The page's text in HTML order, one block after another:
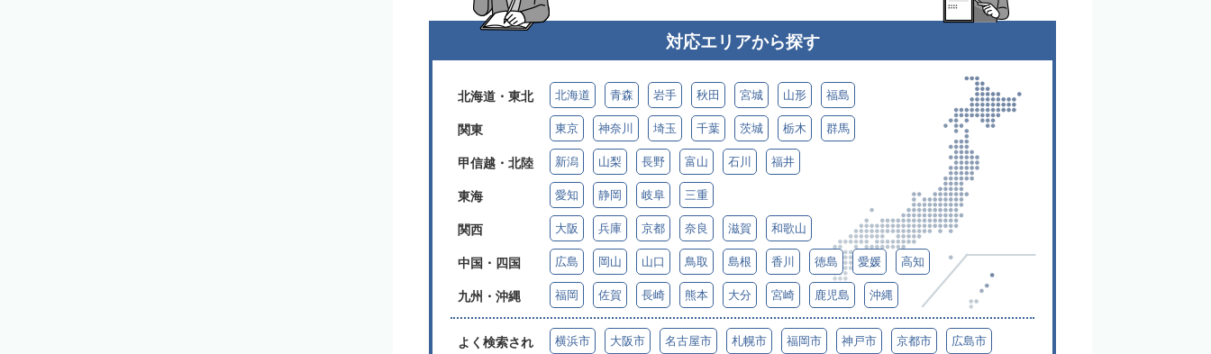
対応エリアから探す
北海道・東北 北海道 青森 岩手 秋田 宮城 山形 福島
関東 東京 神奈川 埼玉 千葉 茨城 栃木 群馬
甲信越・北陸 新潟 山梨 長野 富山 石川 福井
東海 愛知 静岡 岐阜 三重
関西 大阪 兵庫 京都 奈良 滋賀 和歌山
中国・四国 広島 岡山 山口 鳥取 島根 香川 徳島 愛媛 高知
九州・沖縄 福岡 佐賀 長崎 熊本 大分 宮崎 鹿児島 沖縄
よく検索され
横浜市 大阪市 名古屋市 札幌市 福岡市 神戸市 京都市 広島市